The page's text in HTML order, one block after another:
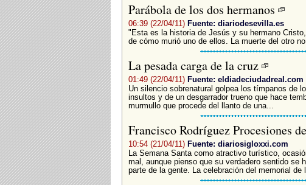
Parábola de los dos hermanos
06:39 (22/04/11) Fuente: diariodesevilla.es
"Esta es la historia de Jesús y su hermano
de cómo murió uno de ellos. La muerte del otro
La pesada carga de la cruz
01:49 (22/04/11) Fuente: eldiadeciudadreal.com
Un silencio sobrenatural golpea los tímpanos de
insultos y de un desgarrador trueno que hace
murmullo que procede del llanto de una...
Francisco Rodríguez Procesiones
10:54 (21/04/11) Fuente: diariosigloxxi.com
La Semana Santa como atractivo turístico,
mal, aunque pienso que su verdadero sentido se
parte de la gente. La celebración del memorial de